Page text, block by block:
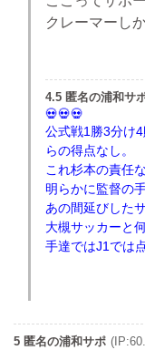
クレーマーし
4.5 匿名の浦和サ
公式戦1勝3分け
らの得点なし。
これ杉本の責任
明らかに監督の
あの間延びした
大槻サッカーと
手達ではJ1では
5 匿名の浦和サポ